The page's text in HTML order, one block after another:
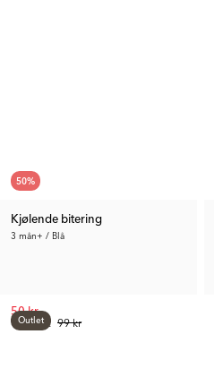
50%
Kjølende bitering
3 mån+ / Blå
Tid. Pris: 99 kr
50 kr
Outlet